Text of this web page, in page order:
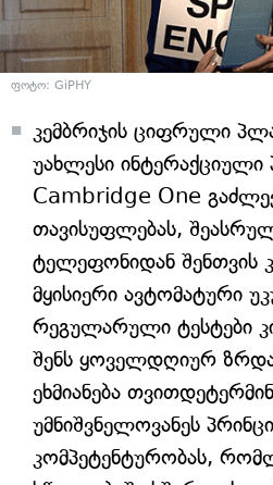
ფოტო: GiPHY
კემბრიჯის ციფრული
უახლესი
Cambridge One
თავისუფლებას,
ტელეფონიდან
მყისიერი ავტომატური
რეგულარული ტესტები
შენს ყოველდღიურ
ეხმიანება
უმნიშვნელოვანეს
კომპეტენტურობას,